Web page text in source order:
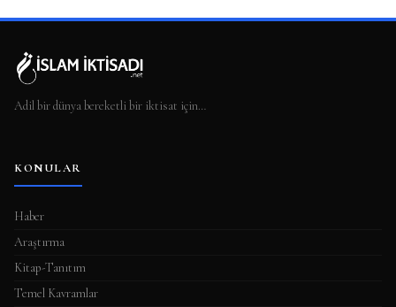
Adil bir dünya bereketli bir iktisat için…
KONULAR
Haber
Araştırma
Kitap-Tanıtım
Temel Kavramlar